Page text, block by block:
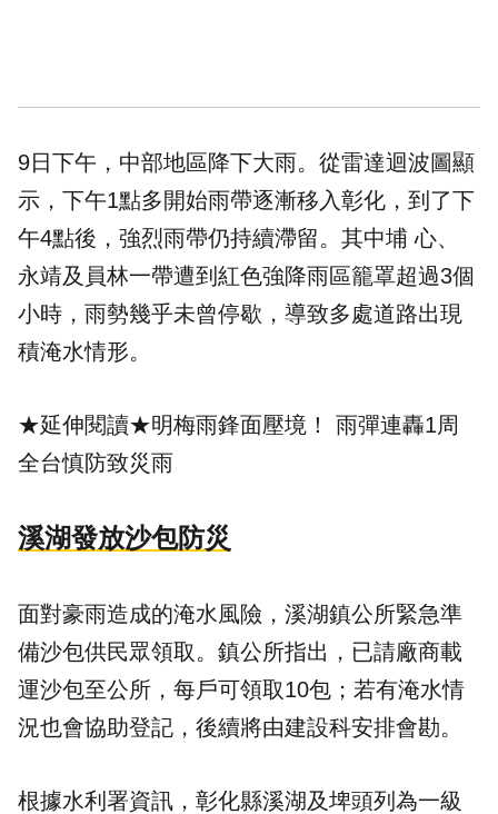
9日下午，中部地區降下大雨。從雷達迴波圖顯
示，下午1點多開始雨帶逐漸移入彰化，到了下
午4點後，強烈雨帶仍持續滯留。其中埔 心、
永靖及員林一帶遭到紅色強降雨區籠罩超過3個
小時，雨勢幾乎未曾停歇，導致多處道路出現
積淹水情形。
★延伸閱讀★明梅雨鋒面壓境！ 雨彈連轟1周
全台慎防致災雨
溪湖發放沙包防災
面對豪雨造成的淹水風險，溪湖鎮公所緊急準
備沙包供民眾領取。鎮公所指出，已請廠商載
運沙包至公所，每戶可領取10包；若有淹水情
況也會協助登記，後續將由建設科安排會勘。
根據水利署資訊，彰化縣溪湖及埤頭列為一級